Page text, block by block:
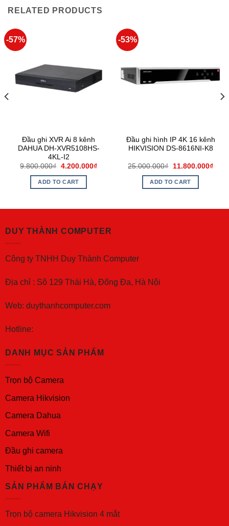
RELATED PRODUCTS
-57%
Đầu ghi XVR Ai 8 kênh
DAHUA DH-XVR5108HS-
4KL-I2
9.800.000₫ 4.200.000₫
ADD TO CART
-53%
Đầu ghi hình IP 4K 16 kênh
HIKVISION DS-8616NI-K8
25.000.000₫ 11.800.000₫
ADD TO CART
DUY THÀNH COMPUTER
Công ty TNHH Duy Thành Computer
Địa chỉ : Sô 129 Thái Hà, Đống Đa, Hà Nội
Web: duythanhcomputer.com
Hotline:
DANH MỤC SẢN PHẨM
Trọn bộ Camera
Camera Hikvision
Camera Dahua
Camera Wifi
Đầu ghi camera
Thiết bị an ninh
SẢN PHẨM BÁN CHẠY
Trọn bộ camera Hikvision 4 mắt